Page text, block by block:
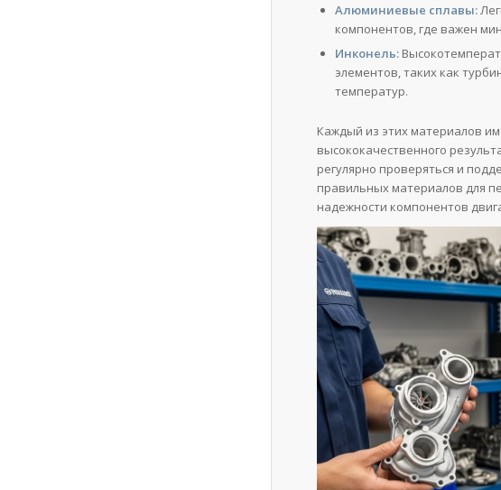
Алюминиевые сплавы:
компонентов, где важен
Инконель:
элементов, таких как
температур.
Каждый из этих материалов
высококачественного
регулярно проверяться и
правильных материалов для
надежности компонентов